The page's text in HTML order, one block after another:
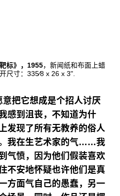
标》，1955，新闻纸和布面上蜡
尺寸：335⁄8 x 26 x 3".
把它想成是个招人讨厌
感到沮丧，不知道为什
发现了所有无教养的俗人
我在生艺术家的气……我
气愤，因为他们假装喜欢
安地怀疑也许他们是真
方面气自己的愚蠢，另一